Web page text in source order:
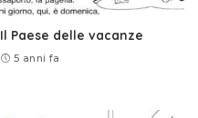
Il Paese delle vacanze
5 anni fa